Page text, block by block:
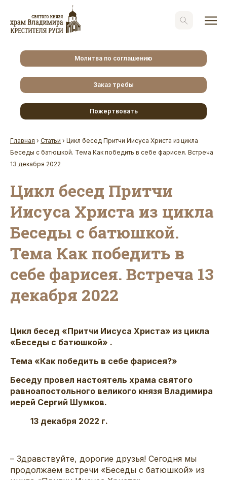
Молитва по соглашению
Заказ требы
Пожертвовать
Главная › Статьи › Цикл бесед Притчи Иисуса Христа из цикла
Беседы с батюшкой. Тема Как победить в себе фарисея. Встреча
13 декабря 2022
Цикл бесед Притчи
Иисуса Христа из цикла
Беседы с батюшкой.
Тема Как победить в
себе фарисея. Встреча 13
декабря 2022
Цикл бесед «Притчи Иисуса Христа» из цикла
«Беседы с батюшкой» .
Тема «Как победить в себе фарисея?»
Беседу провел настоятель храма святого
равноапостольного великого князя Владимира
иерей Сергий Шумков.
13 декабря 2022 г.
– Здравствуйте, дорогие друзья! Сегодня мы
продолжаем встречи «Беседы с батюшкой» из